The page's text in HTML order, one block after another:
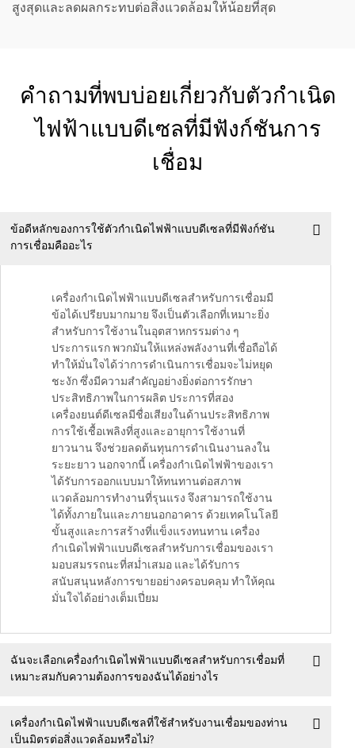
สูงสุดและลดผลกระทบต่อสิ่งแวดล้อมให้น้อยที่สุด
คำถามที่พบบ่อยเกี่ยวกับตัวกำเนิด
ไฟฟ้าแบบดีเซลที่มีฟังก์ชันการ
เชื่อม
ข้อดีหลักของการใช้ตัวกำเนิดไฟฟ้าแบบดีเซลที่มีฟังก์ชัน
การเชื่อมคืออะไร
เครื่องกำเนิดไฟฟ้าแบบดีเซลสำหรับการเชื่อมมี
ข้อได้เปรียบมากมาย จึงเป็นตัวเลือกที่เหมาะยิ่ง
สำหรับการใช้งานในอุตสาหกรรมต่าง ๆ
ประการแรก พวกมันให้แหล่งพลังงานที่เชื่อถือได้
ทำให้มั่นใจได้ว่าการดำเนินการเชื่อมจะไม่หยุด
ชะงัก ซึ่งมีความสำคัญอย่างยิ่งต่อการรักษา
ประสิทธิภาพในการผลิต ประการที่สอง
เครื่องยนต์ดีเซลมีชื่อเสียงในด้านประสิทธิภาพ
การใช้เชื้อเพลิงที่สูงและอายุการใช้งานที่
ยาวนาน จึงช่วยลดต้นทุนการดำเนินงานลงใน
ระยะยาว นอกจากนี้ เครื่องกำเนิดไฟฟ้าของเรา
ได้รับการออกแบบมาให้ทนทานต่อสภาพ
แวดล้อมการทำงานที่รุนแรง จึงสามารถใช้งาน
ได้ทั้งภายในและภายนอกอาคาร ด้วยเทคโนโลยี
ขั้นสูงและการสร้างที่แข็งแรงทนทาน เครื่อง
กำเนิดไฟฟ้าแบบดีเซลสำหรับการเชื่อมของเรา
มอบสมรรถนะที่สม่ำเสมอ และได้รับการ
สนับสนุนหลังการขายอย่างครอบคลุม ทำให้คุณ
มั่นใจได้อย่างเต็มเปี่ยม
ฉันจะเลือกเครื่องกำเนิดไฟฟ้าแบบดีเซลสำหรับการเชื่อมที่
เหมาะสมกับความต้องการของฉันได้อย่างไร
เครื่องกำเนิดไฟฟ้าแบบดีเซลที่ใช้สำหรับงานเชื่อมของท่าน
เป็นมิตรต่อสิ่งแวดล้อมหรือไม่?